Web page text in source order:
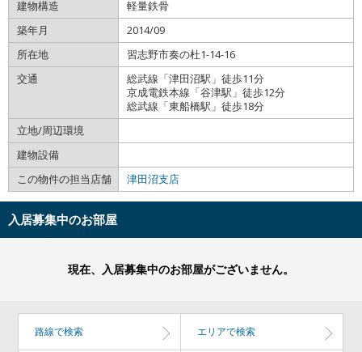
建物構造
軽量鉄骨
築年月
2014/09
所在地
習志野市奏の杜1-14-16
交通
総武線「津田沼駅」徒歩11分
京成電鉄本線「谷津駅」徒歩12分
総武線「東船橋駅」徒歩18分
立地/周辺環境
建物設備
この物件の担当店舗
津田沼支店
入居募集中のお部屋
現在、入居募集中のお部屋がございません。
路線で検索 エリアで検索